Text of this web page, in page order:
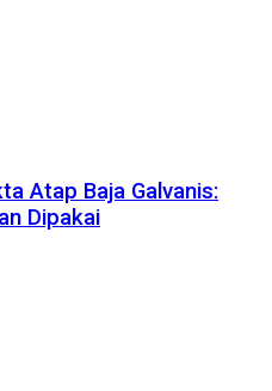
Atap Baja Galvanis:
Dipakai